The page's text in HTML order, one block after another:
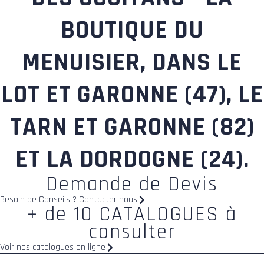
BOUTIQUE DU
MENUISIER, DANS LE
LOT ET GARONNE (47), LE
TARN ET GARONNE (82)
ET LA DORDOGNE (24).
Demande de Devis
Besoin de Conseils ? Contacter nous
+ de 10 CATALOGUES à
consulter
Voir nos catalogues en ligne